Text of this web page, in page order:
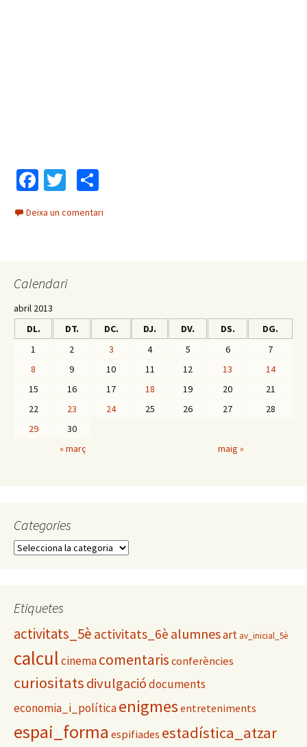
Fa
b
k
T
tt
o
m
ix
Deixa un comentari
Calendari
abril 2013
DL.
DT. DC. DJ. DV. DS. DG.
« març maig »
1 2 3 4 5 6
7
8
9 10 11 12 13
14
15
16 17 18 19 20
21
22
23 24 25 26 27
28
29
30
Categories
C
g
r
e
Etiquetes
activitats_5è activitats_6è alumnesart av_inicial_5è
calculcinemacomentarisconferències
curiositatsdivulgaciódocuments
economia_i_políticaenigmes entreteniments
espai_forma espifiades estadística_atzar